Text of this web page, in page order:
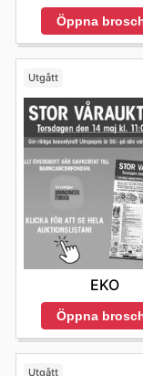
Öppna
Utgått
EKO
Öppna
Utgått